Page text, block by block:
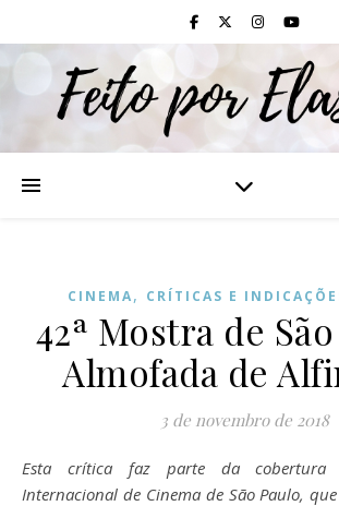
CINEMA, CRÍTICAS E
42ª Mostra de
Almofada de
3 de novembro de 2018
Esta crítica faz parte da cobertura da 42ª Mostra
Internacional de Cinema de São Paulo,